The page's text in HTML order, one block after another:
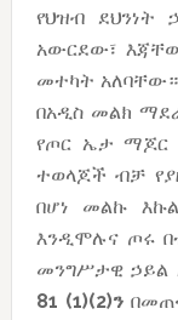
የህዝብ ደህንነት
አውርደው፣
መተካት
በአዲስ መልክ
የጦር ኤታ ማጆር
ተወላጆች ብቻ
በሆነ መልኩ
እንዲሞሉና ጦሩ
መንግሥታዊ ኃይል
81 (1)(2)ን